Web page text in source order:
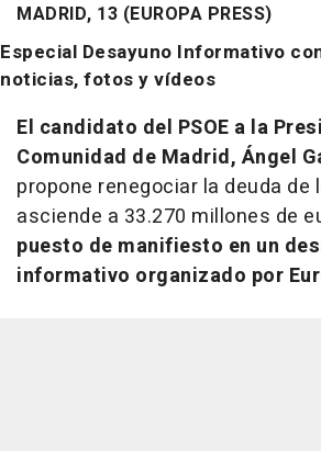
MADRID, 13 (EUROPA PRESS)
Especial Desayuno Informativo
noticias, fotos y vídeos
El candidato del PSOE a la
Comunidad de Madrid, Ángel
propone renegociar la deuda de
asciende a 33.270 millones de
puesto de manifiesto en un
informativo organizado por